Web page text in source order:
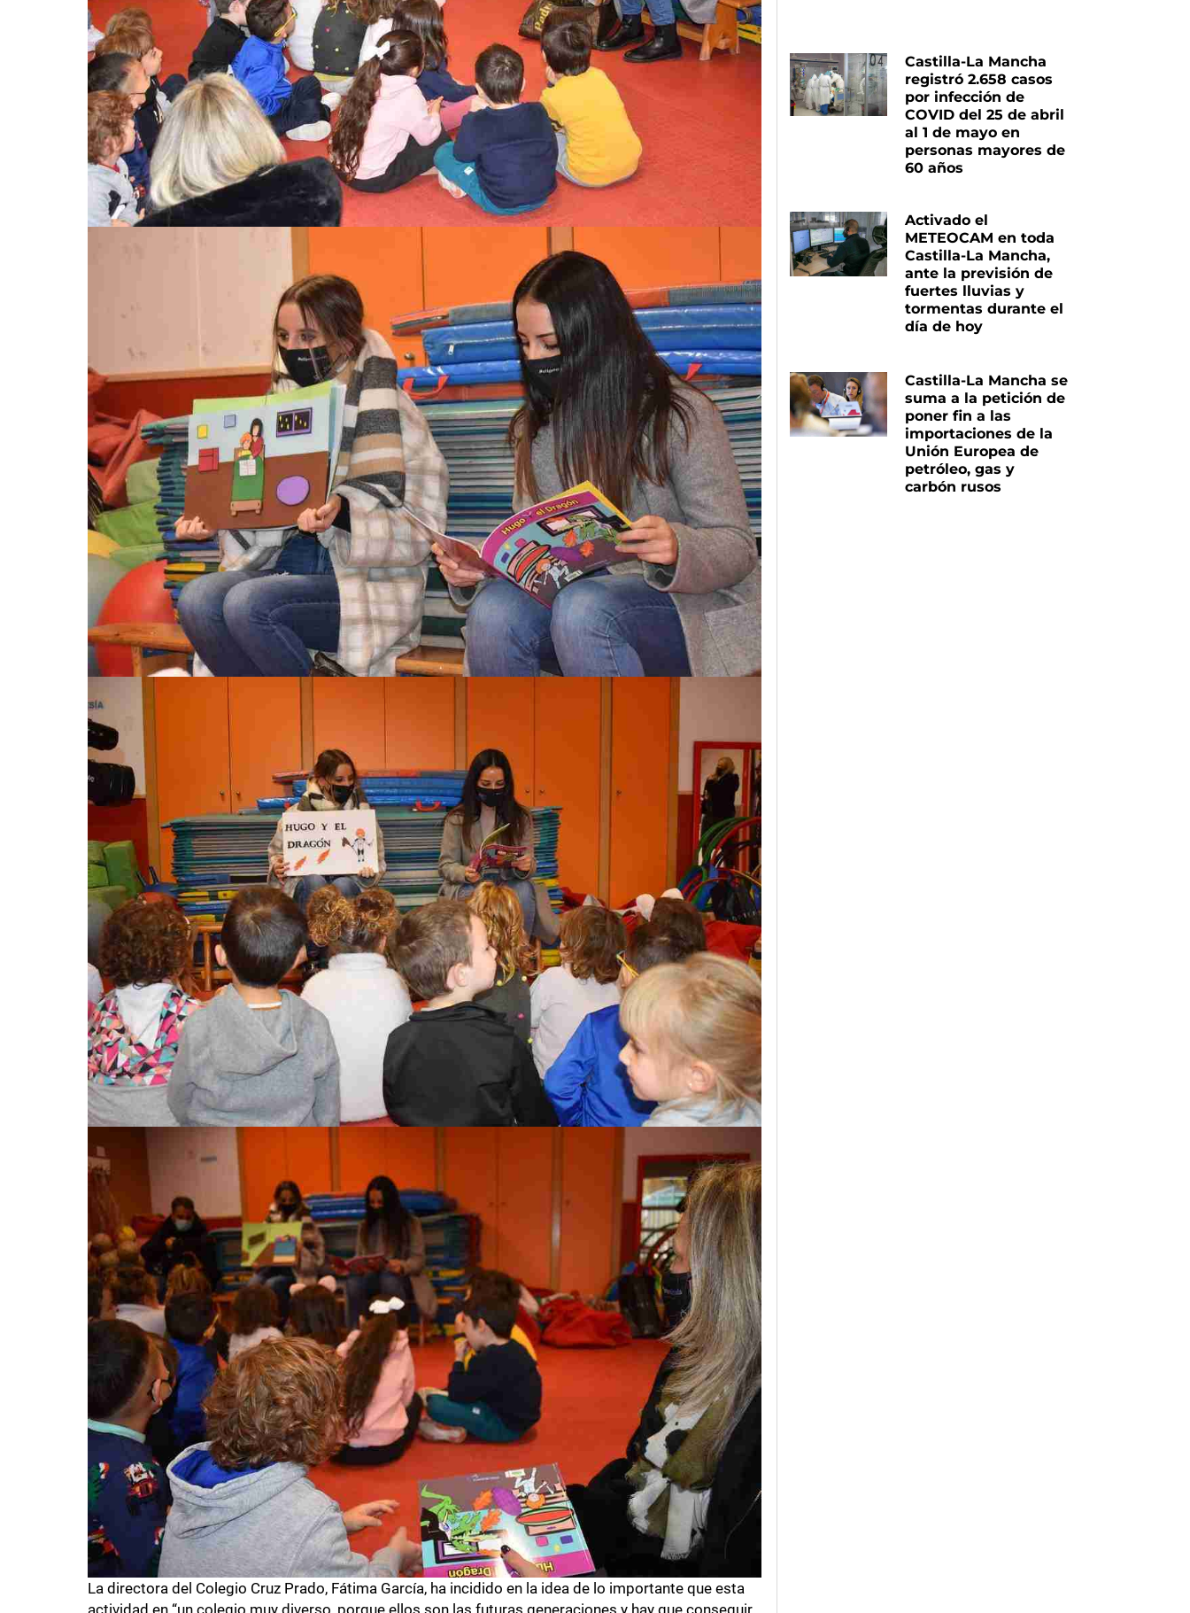
La directora del Colegio Cruz Prado, Fátima García, ha incidido en la idea de lo importante que esta
actividad en “un colegio muy diverso, porque ellos son las futuras generaciones y hay que conseguir
Castilla-La Mancha
registró 2.658 casos
por infección de
COVID del 25 de abril
al 1 de mayo en
personas mayores de
60 años
Activado el
METEOCAM en toda
Castilla-La Mancha,
ante la previsión de
fuertes lluvias y
tormentas durante el
día de hoy
Castilla-La Mancha se
suma a la petición de
poner fin a las
importaciones de la
Unión Europea de
petróleo, gas y
carbón rusos